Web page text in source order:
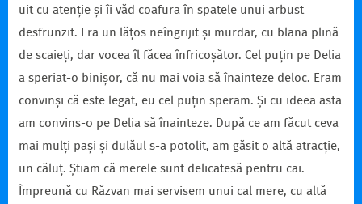
uit cu atenție și îi văd coafura în spatele unui arbust
desfrunzit. Era un lățos neîngrijit și murdar, cu blana plină
de scaieți, dar vocea îl făcea înfricoșător. Cel puțin pe Delia
a speriat-o binișor, că nu mai voia să înainteze deloc. Eram
convinși că este legat, eu cel puțin speram. Și cu ideea asta
am convins-o pe Delia să înainteze. După ce am făcut ceva
mai mulți pași și dulăul s-a potolit, am găsit o altă atracție,
un căluț. Știam că merele sunt delicatesă pentru cai.
Împreună cu Răzvan mai servisem unui cal mere, cu altă